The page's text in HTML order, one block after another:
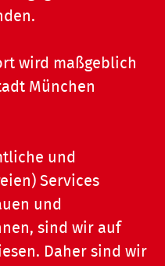
wird maßgeblich
München
und
Services
und
sind wir auf
Daher sind wir